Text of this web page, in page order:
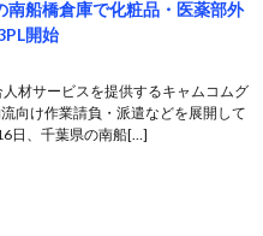
南船橋倉庫で化粧品・医薬部外
開始
材サービスを提供するキャムコムグ
向け作業請負・派遣などを展開して
日、千葉県の南船[…]